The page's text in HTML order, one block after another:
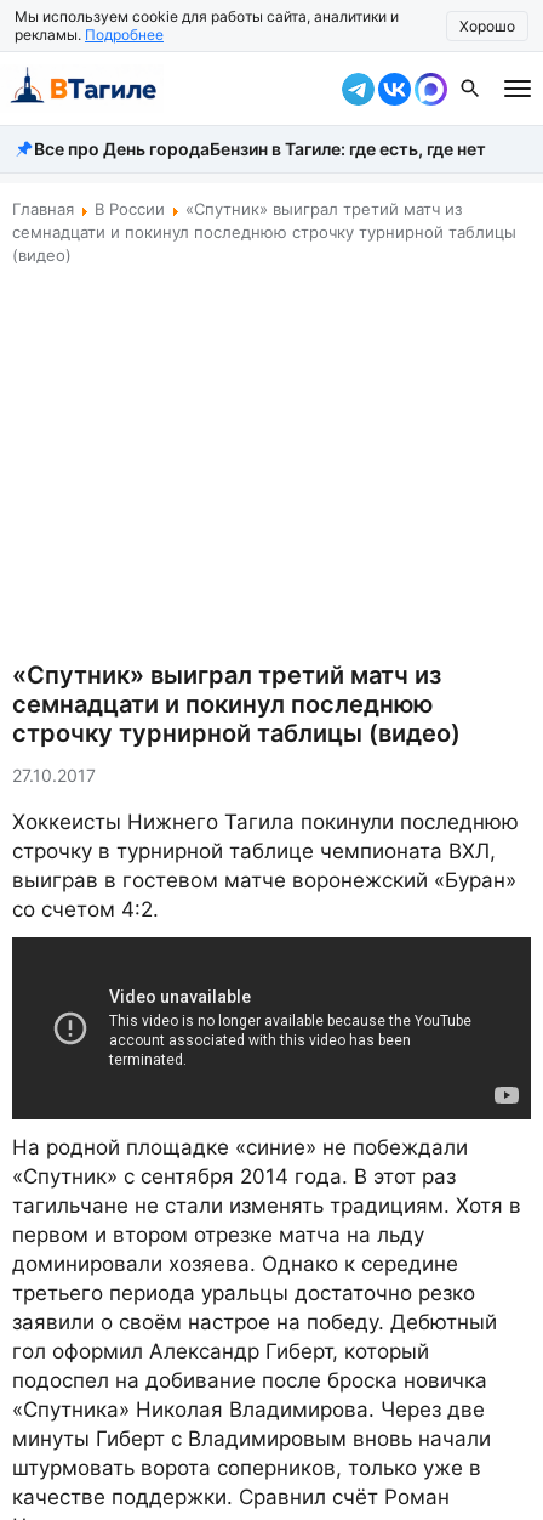
Мы используем cookie для работы сайта, аналитики и
рекламы. Подробнее Хорошо
Все новости
Происшествия
Город
Все про День городаБензин в Тагиле: где есть, где нет
Главная В России
«Спутник» выиграл третий матч из
семнадцати и покинул последнюю строчку турнирной таблицы
(видео)
«Спутник» выиграл третий матч из
семнадцати и покинул последнюю
строчку турнирной таблицы (видео)
27.10.2017
Хоккеисты Нижнего Тагила покинули последнюю
строчку в турнирной таблице чемпионата ВХЛ,
выиграв в гостевом матче воронежский «Буран»
со счетом 4:2.
На родной площадке «синие» не побеждали
«Спутник» с сентября 2014 года. В этот раз
тагильчане не стали изменять традициям. Хотя в
первом и втором отрезке матча на льду
доминировали хозяева. Однако к середине
третьего периода уральцы достаточно резко
заявили о своём настрое на победу. Дебютный
гол оформил Александр Гиберт, который
подоспел на добивание после броска новичка
«Спутника» Николая Владимирова. Через две
минуты Гиберт с Владимировым вновь начали
штурмовать ворота соперников, только уже в
качестве поддержки. Сравнил счёт Роман